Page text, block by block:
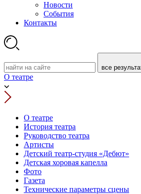
Новости
События
Контакты
все
О театре
О театре
История театра
Руководство театра
Артисты
Детский театр-студия «Дебют»
Детская хоровая капелла
Фото
Газета
Технические параметры сцены